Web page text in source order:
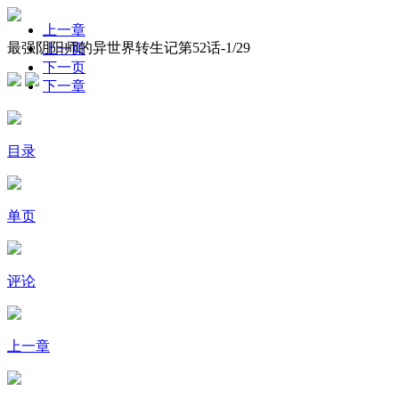
最强阴阳师的异世界转生记第52话-1/29
上一章
上一页
下一页
下一章
目录
单页
评论
上一章